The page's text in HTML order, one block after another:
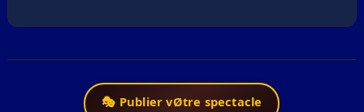
🎭 Publier vØtre spectacle